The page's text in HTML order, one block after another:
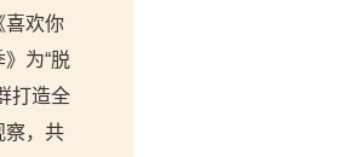
喜欢你
为“脱
打造全
察，共